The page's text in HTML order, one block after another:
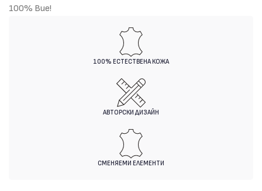
100% Вие!
100% ЕСТЕСТВЕНА КОЖА
АВТОРСКИ ДИЗАЙН
СМЕНЯЕМИ ЕЛЕМЕНТИ